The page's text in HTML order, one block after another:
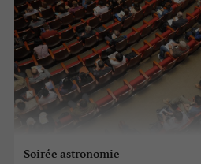
Soirée astronomie